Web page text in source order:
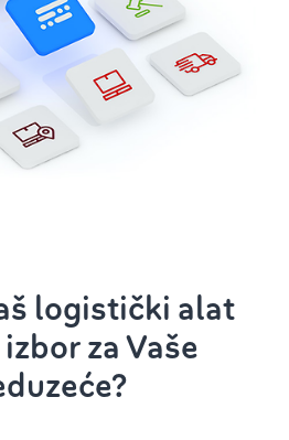
logistički alat
za Vaše